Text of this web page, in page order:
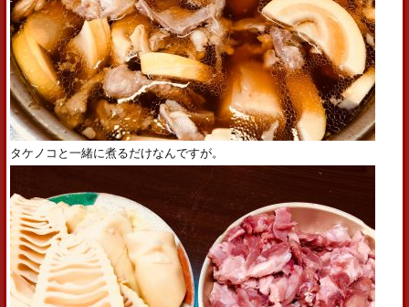
タケノコと一緒に煮るだけなんですが。